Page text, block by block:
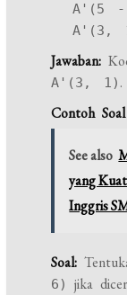
A'(5
A'(3,
Jawaban:
A'(3, 1) .
Contoh
See also
yang
Inggris
Soal:
6)
jika